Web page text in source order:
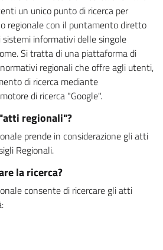
un unico punto di ricerca per
regionale con il puntamento diretto
informativi delle singole
Si tratta di una piattaforma di
regionali che offre agli utenti,
di ricerca mediante
di ricerca "Google".
regionali"?
prende in considerazione gli atti
Regionali.
la ricerca?
consente di ricercare gli atti